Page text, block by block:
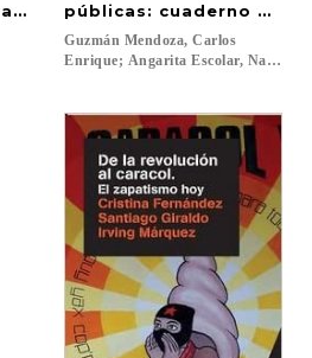
el euro y Europa
públicas: cuaderno de
Guzmán Mendoza, Carlos
Enrique; Angarita Escolar, Natali...